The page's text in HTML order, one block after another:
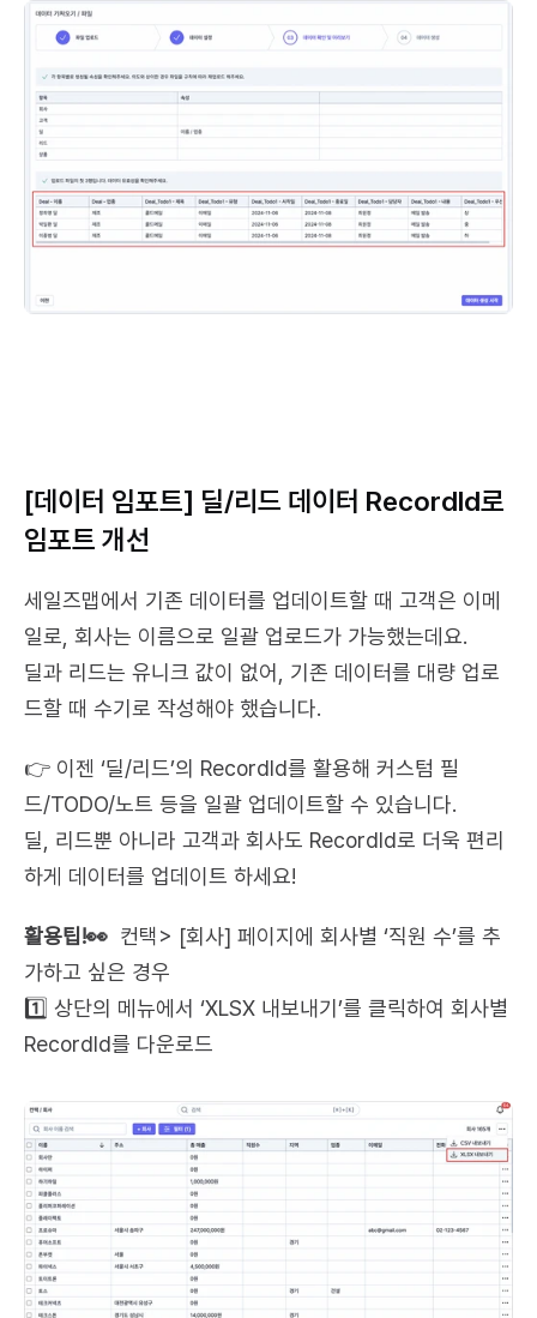
[데이터 임포트] 딜/리드 데이터 RecordId로
임포트 개선
세일즈맵에서 기존 데이터를 업데이트할 때 고객은 이메
일로, 회사는 이름으로 일괄 업로드가 가능했는데요.
딜과 리드는 유니크 값이 없어, 기존 데이터를 대량 업로
드할 때 수기로 작성해야 했습니다.
👉 이젠 ‘딜/리드’의 RecordId를 활용해 커스텀 필
드/TODO/노트 등을 일괄 업데이트할 수 있습니다.
딜, 리드뿐 아니라 고객과 회사도 RecordId로 더욱 편리
하게 데이터를 업데이트 하세요!
활용팁!👀 컨택> [회사] 페이지에 회사별 ‘직원 수’를 추
가하고 싶은 경우
1️⃣ 상단의 메뉴에서 ‘XLSX 내보내기’를 클릭하여 회사별
RecordId를 다운로드